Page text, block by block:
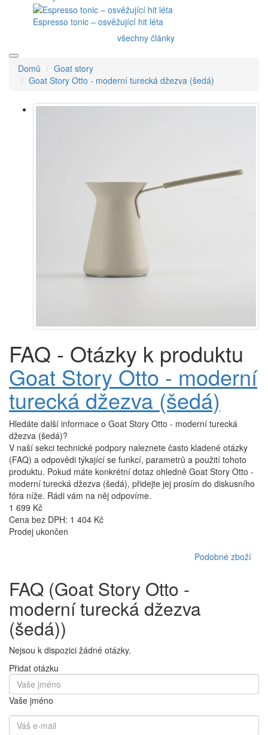
Espresso tonic – osvěžující hit léta
všechny články
Domů
Goat story
Goat Story Otto - moderní turecká džezva (šedá)
FAQ - Otázky k produktu
Goat Story Otto - moderní
turecká džezva (šedá)
Hledáte další informace o Goat Story Otto - moderní turecká
džezva (šedá)?
V naší sekci technické podpory naleznete často kladené otázky
(FAQ) a odpovědi týkající se funkcí, parametrů a použití tohoto
produktu. Pokud máte konkrétní dotaz ohledně Goat Story Otto -
moderní turecká džezva (šedá), přidejte jej prosím do diskusního
fóra níže. Rádi vám na něj odpovíme.
1 699 Kč
Cena bez DPH: 1 404 Kč
Prodej ukončen
Podobné zboží
FAQ (Goat Story Otto -
moderní turecká džezva
(šedá))
Nejsou k dispozici žádné otázky.
Přidat otázku
Vaše jméno